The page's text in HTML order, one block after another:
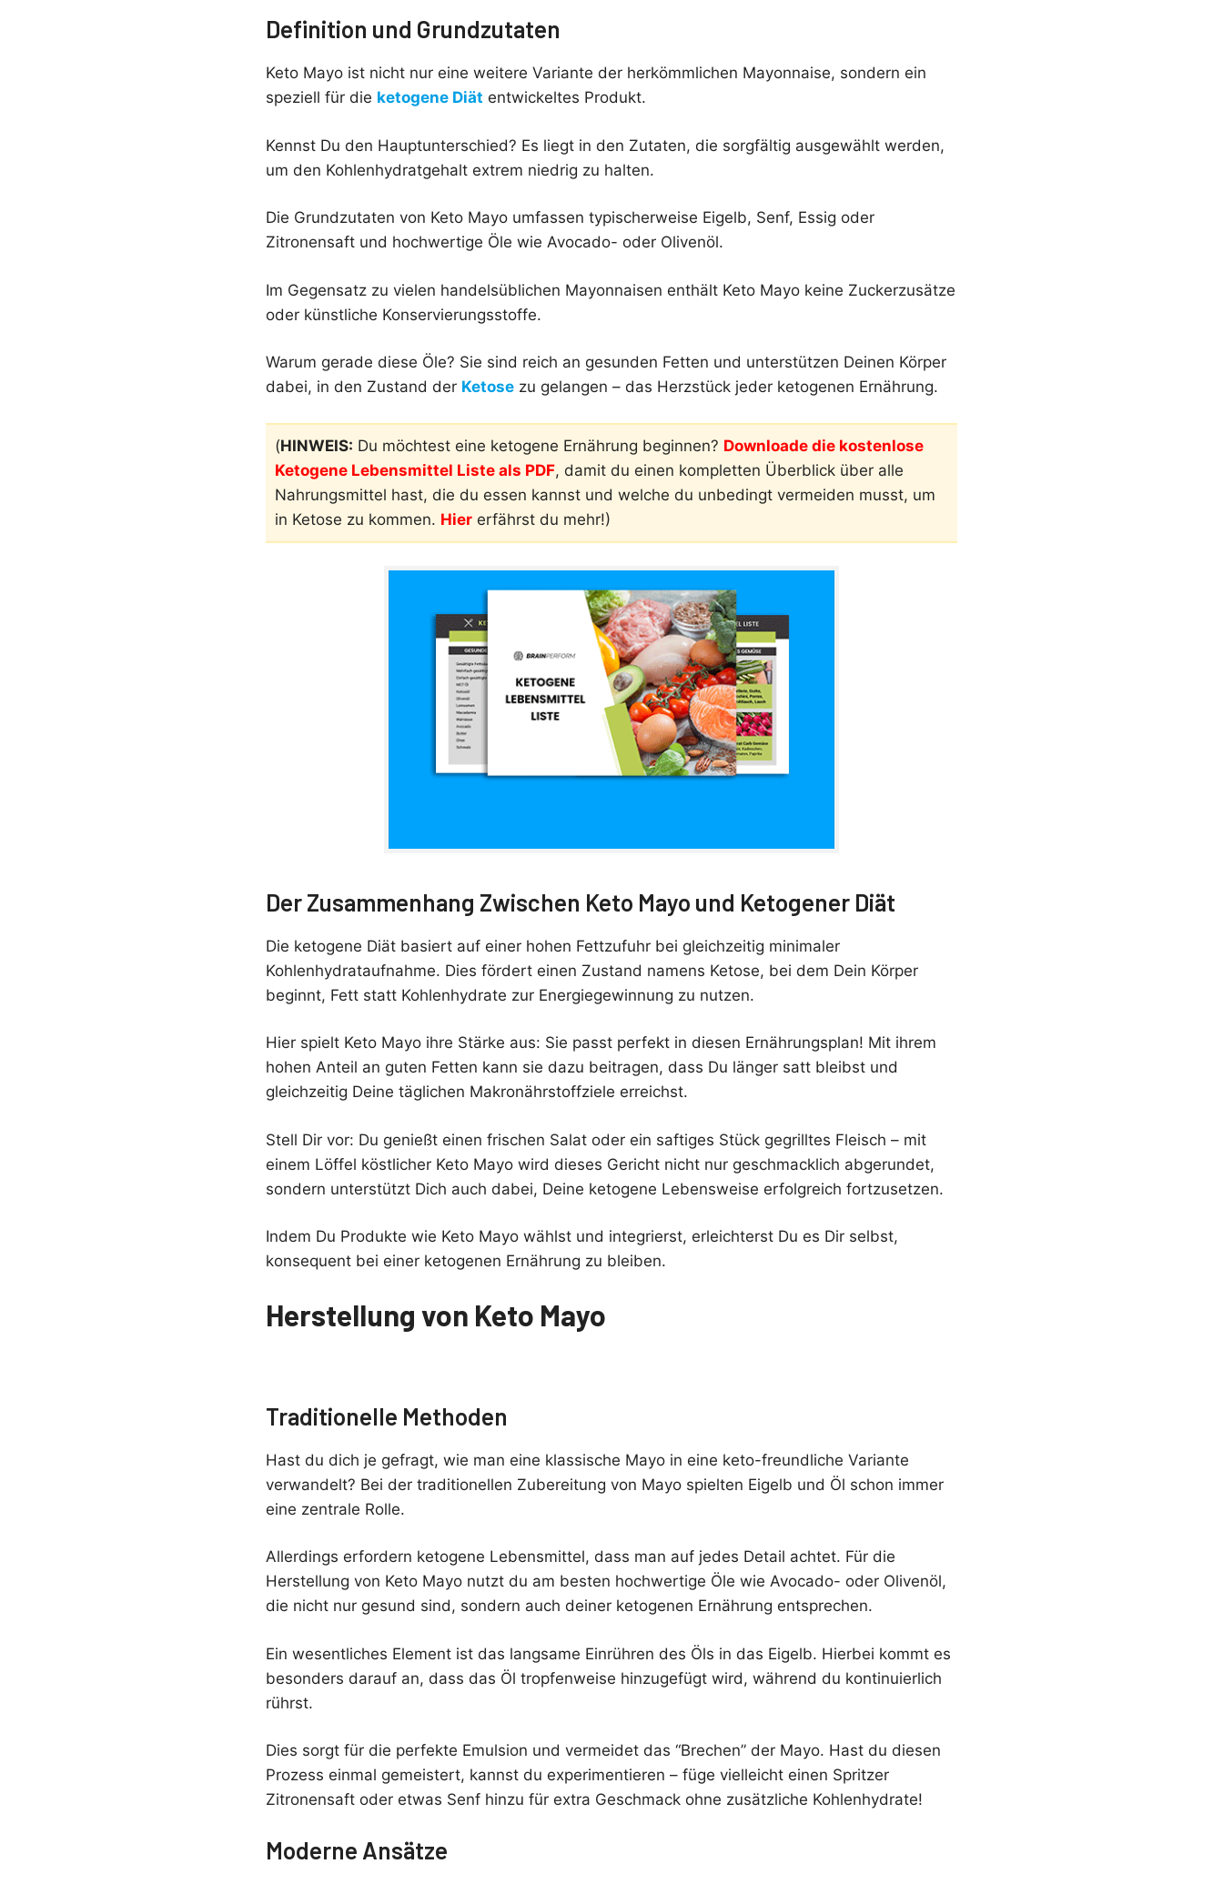
Definition und Grundzutaten
Keto Mayo ist nicht nur eine weitere Variante der herkömmlichen Mayonnaise, sondern ein
speziell für die ketogene Diät entwickeltes Produkt.
Kennst Du den Hauptunterschied? Es liegt in den Zutaten, die sorgfältig ausgewählt werden,
um den Kohlenhydratgehalt extrem niedrig zu halten.
Die Grundzutaten von Keto Mayo umfassen typischerweise Eigelb, Senf, Essig oder
Zitronensaft und hochwertige Öle wie Avocado- oder Olivenöl.
Im Gegensatz zu vielen handelsüblichen Mayonnaisen enthält Keto Mayo keine Zuckerzusätze
oder künstliche Konservierungsstoffe.
Warum gerade diese Öle? Sie sind reich an gesunden Fetten und unterstützen Deinen Körper
dabei, in den Zustand der Ketose zu gelangen – das Herzstück jeder ketogenen Ernährung.
(HINWEIS: Du möchtest eine ketogene Ernährung beginnen? Downloade die kostenlose
Ketogene Lebensmittel Liste als PDF, damit du einen kompletten Überblick über alle
Nahrungsmittel hast, die du essen kannst und welche du unbedingt vermeiden musst, um
in Ketose zu kommen. Hier erfährst du mehr!)
Der Zusammenhang Zwischen Keto Mayo und Ketogener Diät
Die ketogene Diät basiert auf einer hohen Fettzufuhr bei gleichzeitig minimaler
Kohlenhydrataufnahme. Dies fördert einen Zustand namens Ketose, bei dem Dein Körper
beginnt, Fett statt Kohlenhydrate zur Energiegewinnung zu nutzen.
Hier spielt Keto Mayo ihre Stärke aus: Sie passt perfekt in diesen Ernährungsplan! Mit ihrem
hohen Anteil an guten Fetten kann sie dazu beitragen, dass Du länger satt bleibst und
gleichzeitig Deine täglichen Makronährstoffziele erreichst.
Stell Dir vor: Du genießt einen frischen Salat oder ein saftiges Stück gegrilltes Fleisch – mit
einem Löffel köstlicher Keto Mayo wird dieses Gericht nicht nur geschmacklich abgerundet,
sondern unterstützt Dich auch dabei, Deine ketogene Lebensweise erfolgreich fortzusetzen.
Indem Du Produkte wie Keto Mayo wählst und integrierst, erleichterst Du es Dir selbst,
konsequent bei einer ketogenen Ernährung zu bleiben.
Herstellung von Keto Mayo
Traditionelle Methoden
Hast du dich je gefragt, wie man eine klassische Mayo in eine keto-freundliche Variante
verwandelt? Bei der traditionellen Zubereitung von Mayo spielten Eigelb und Öl schon immer
eine zentrale Rolle.
Allerdings erfordern ketogene Lebensmittel, dass man auf jedes Detail achtet. Für die
Herstellung von Keto Mayo nutzt du am besten hochwertige Öle wie Avocado- oder Olivenöl,
die nicht nur gesund sind, sondern auch deiner ketogenen Ernährung entsprechen.
Ein wesentliches Element ist das langsame Einrühren des Öls in das Eigelb. Hierbei kommt es
besonders darauf an, dass das Öl tropfenweise hinzugefügt wird, während du kontinuierlich
rührst.
Dies sorgt für die perfekte Emulsion und vermeidet das “Brechen” der Mayo. Hast du diesen
Prozess einmal gemeistert, kannst du experimentieren – füge vielleicht einen Spritzer
Zitronensaft oder etwas Senf hinzu für extra Geschmack ohne zusätzliche Kohlenhydrate!
Moderne Ansätze